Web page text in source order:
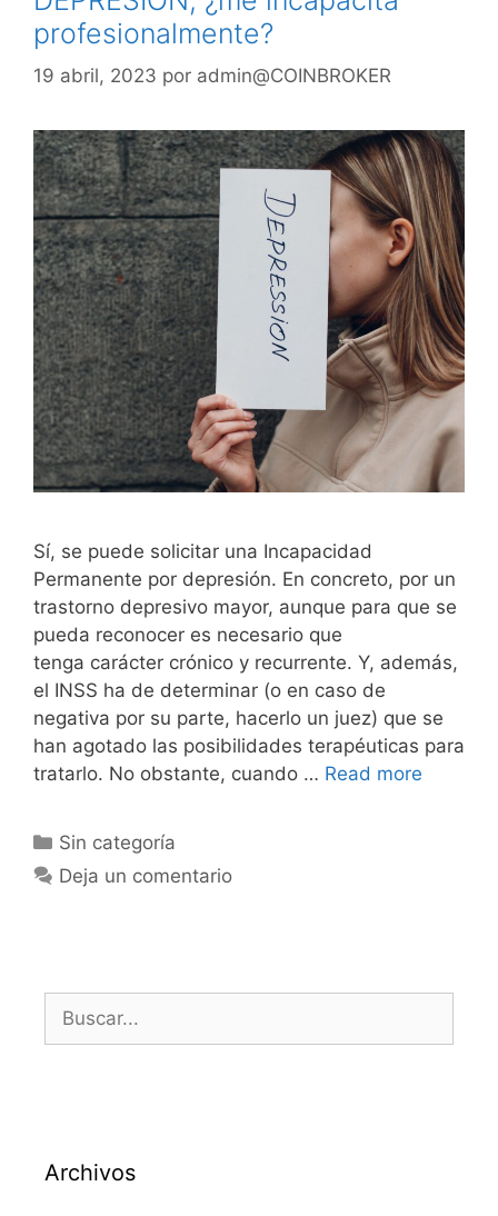
profesionalmente?
19 abril, 2023 por admin@COINBROKER
Sí, se puede solicitar una Incapacidad
Permanente por depresión. En concreto, por un
trastorno depresivo mayor, aunque para que se
pueda reconocer es necesario que
tenga carácter crónico y recurrente. Y, además,
el INSS ha de determinar (o en caso de
negativa por su parte, hacerlo un juez) que se
han agotado las posibilidades terapéuticas para
tratarlo. No obstante, cuando … Read more
Sin categoría
Deja un comentario
Archivos